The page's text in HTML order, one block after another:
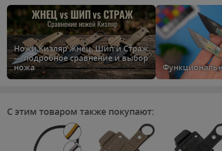
Ножи Кизляр Жнец, Шип и Страж
— подробное сравнение и выбор
ножа
С этим товаром также покупают: